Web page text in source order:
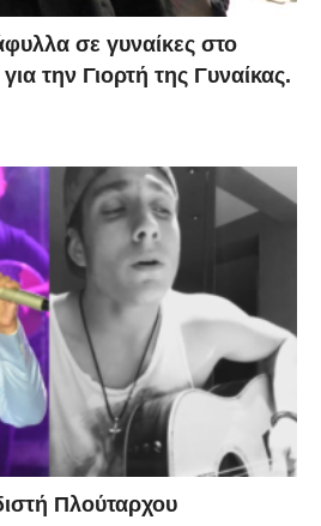
σε γυναίκες στο
την Γιορτή της Γυναίκας.
Πλούταρχου